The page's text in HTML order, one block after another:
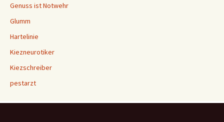
Genuss ist Notwehr
Glumm
Hartelinie
Kiezneurotiker
Kiezschreiber
pestarzt